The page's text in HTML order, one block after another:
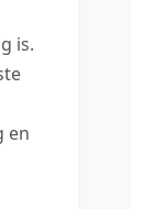
is.
en